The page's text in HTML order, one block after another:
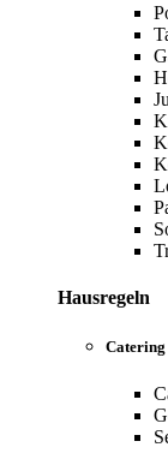
Hausregeln
Catering